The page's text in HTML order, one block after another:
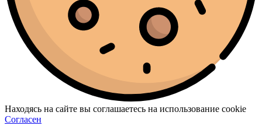
Находясь на сайте вы соглашаетесь на использование cookie
Согласен